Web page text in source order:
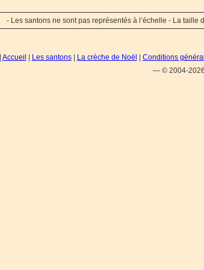
- Les santons ne sont pas représentés à l’échelle - La
Accueil Les santons| La crèche de Noël Conditions
— © 2004-